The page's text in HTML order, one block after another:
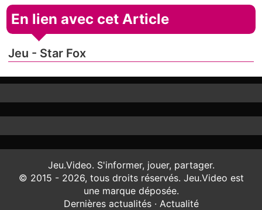
En lien avec cet Article
Jeu - Star Fox
Jeu.Video. S'informer, jouer, partager.
© 2015 - 2026, tous droits réservés. Jeu.Video est
une marque déposée.
Dernières actualités· Actualité